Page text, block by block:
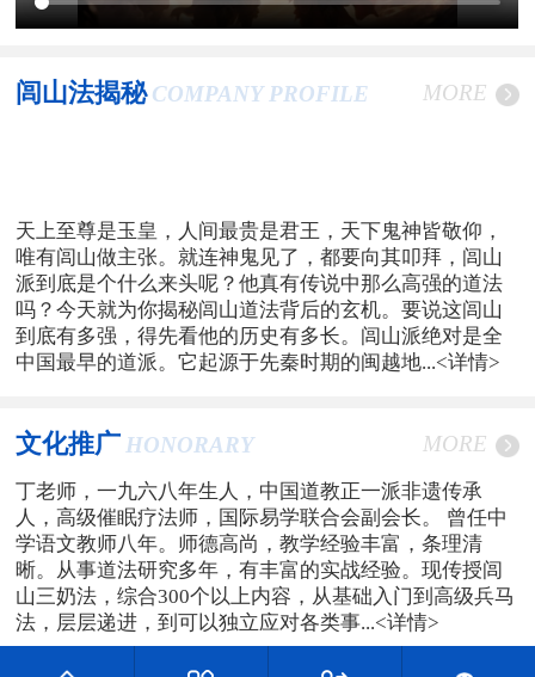
闾山法揭秘 COMPANY PROFILE MORE
天上至尊是玉皇，人间最贵是君王，天下鬼神皆敬仰，
唯有闾山做主张。就连神鬼见了，都要向其叩拜，闾山
派到底是个什么来头呢？他真有传说中那么高强的道法
吗？今天就为你揭秘闾山道法背后的玄机。要说这闾山
到底有多强，得先看他的历史有多长。闾山派绝对是全
中国最早的道派。它起源于先秦时期的闽越地...<详情>
文化推广 HONORARY MORE
丁老师，一九六八年生人，中国道教正一派非遗传承
人，高级催眠疗法师，国际易学联合会副会长。 曾任中
学语文教师八年。师德高尚，教学经验丰富，条理清
晰。从事道法研究多年，有丰富的实战经验。现传授闾
山三奶法，综合300个以上内容，从基础入门到高级兵马
法，层层递进，到可以独立应对各类事...<详情>